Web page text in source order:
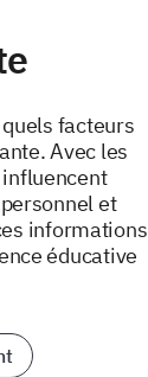
facteurs
Avec les
influencent
et
informations
éducative